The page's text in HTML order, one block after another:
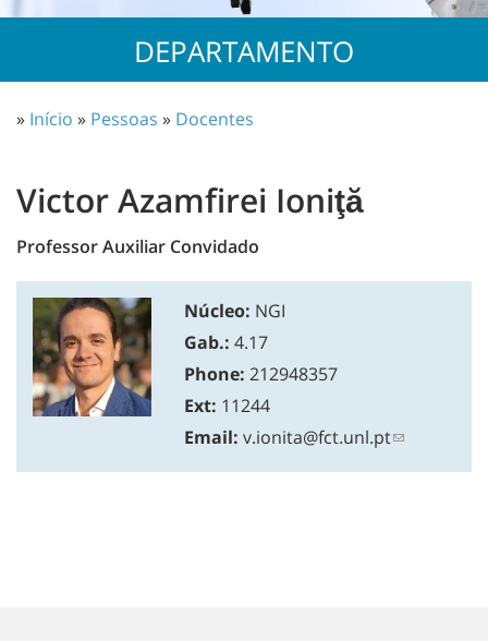
DEPARTAMENTO
» Início » Pessoas » Docentes
Victor Azamfirei Ioniţă
Professor Auxiliar Convidado
Núcleo: NGI
Gab.: 4.17
Phone: 212948357
Ext: 11244
Email: v.ionita@fct.unl.pt